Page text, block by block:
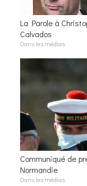
La Parole à
Calvados
Dans les médias
Communiqué de
Normandie
Dans les médias